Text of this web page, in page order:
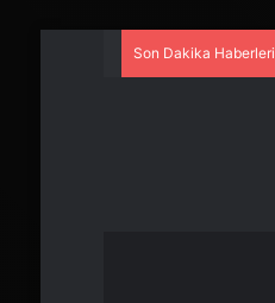
Son Dakika Haberleri